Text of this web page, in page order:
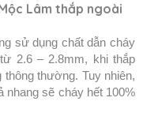
Lâm thắp ngoài
sử dụng chất dẫn cháy
2.6 – 2.8mm, khi thắp
thường. Tuy nhiên,
nhang sẽ cháy hết 100%